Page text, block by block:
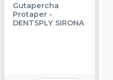
Gutapercha
Protaper-
DENTSPLY SIRONA